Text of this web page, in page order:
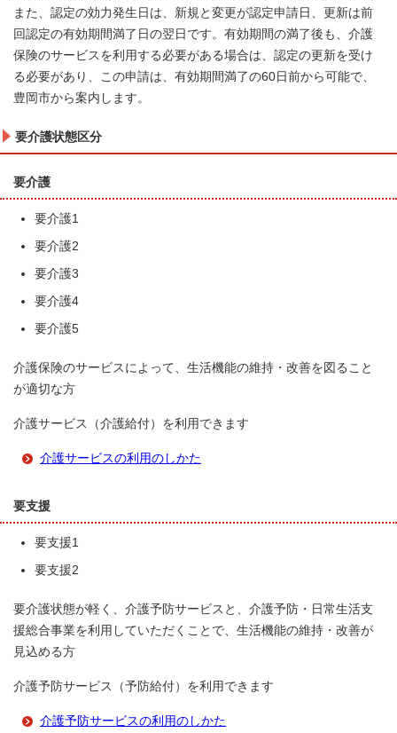
また、認定の効力発生日は、新規と変更が認定申請日、更新は前
回認定の有効期間満了日の翌日です。有効期間の満了後も、介護
保険のサービスを利用する必要がある場合は、認定の更新を受け
る必要があり、この申請は、有効期間満了の60日前から可能で、
豊岡市から案内します。
要介護状態区分
要介護
要介護1
要介護2
要介護3
要介護4
要介護5
介護保険のサービスによって、生活機能の維持・改善を図ること
が適切な方
介護サービス（介護給付）を利用できます
介護サービスの利用のしかた
要支援
要支援1
要支援2
要介護状態が軽く、介護予防サービスと、介護予防・日常生活支
援総合事業を利用していただくことで、生活機能の維持・改善が
見込める方
介護予防サービス（予防給付）を利用できます
介護予防サービスの利用のしかた